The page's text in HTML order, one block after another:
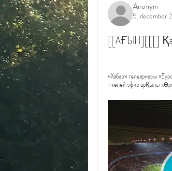
Anonym
5. december
[[АҒЫН][[[]
«Хабар» телеарнасы
тікелей эфир арқылы